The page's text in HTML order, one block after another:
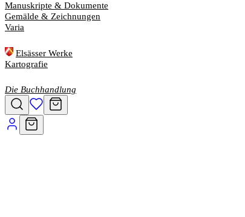
Manuskripte & Dokumente
Gemälde & Zeichnungen
Varia
Elsässer Werke
Kartografie
Die Buchhandlung